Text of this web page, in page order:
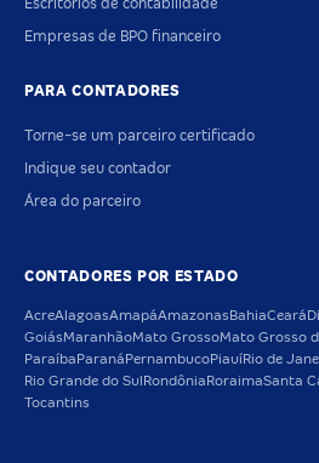
Escritórios de contabilidade
Empresas de BPO financeiro
PARA CONTADORES
Torne-se um parceiro certificado
Indique seu contador
Área do parceiro
CONTADORES POR ESTADO
AcreAlagoasAmapáAmazonas BahiaCeará
GoiásMaranhãoMato GrossoMato Grosso
Paraíba Paraná PernambucoPiauíRio de
Rio Grande do Sul Rondônia RoraimaSanta
Tocantins